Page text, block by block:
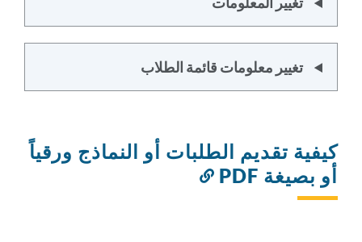
تغيير معلومات قائمة الطلاب
كيفية تقديم الطلبات أو النماذج ورقياً
أو بصيغة PDF